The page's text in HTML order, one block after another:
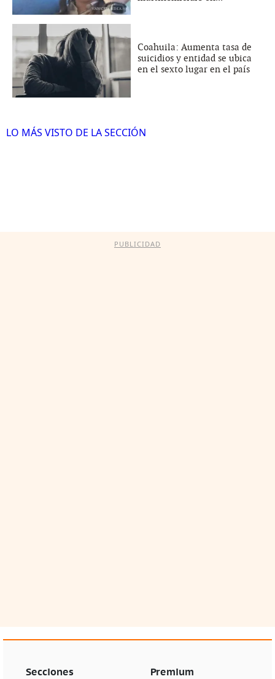
Coahuila: Aumenta tasa de
suicidios y entidad se ubica
en el sexto lugar en el país
LO MÁS VISTO DE LA SECCIÓN
PUBLICIDAD
Secciones Premium